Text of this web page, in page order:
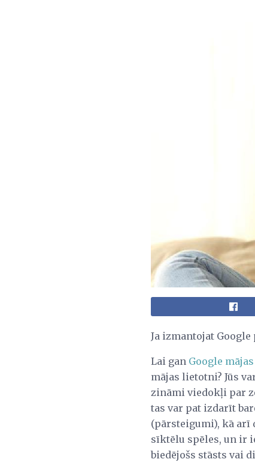
Ja izmantojat
Lai gan Google
mājas lietotni? Jūs
zināmi viedokļi par
tas var pat izdarīt
(pārsteigumi), kā arī
sīktēlu spēles, un ir
biedējošs stāsts vai